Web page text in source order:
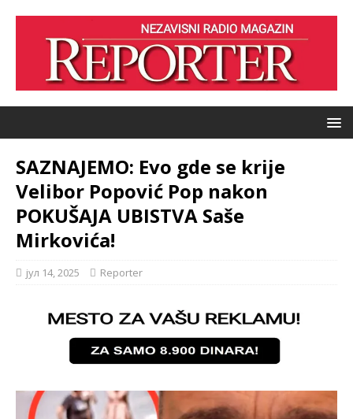
SAZNAJEMO: Evo gde se krije
Velibor Popović Pop nakon
POKUŠAJA UBISTVA Saše
Mirkovića!
јул 14, 2025 Reporter